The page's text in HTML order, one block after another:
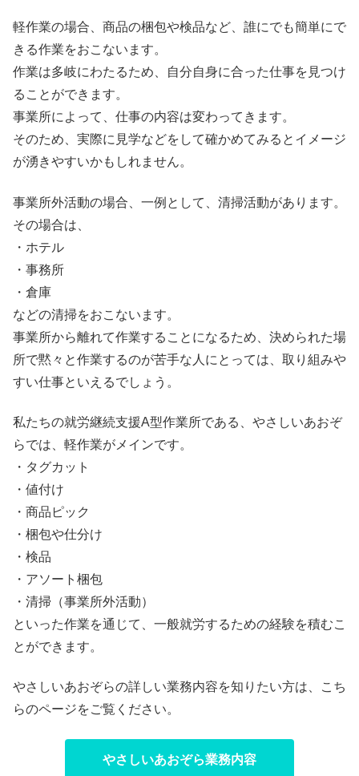
軽作業の場合、商品の梱包や検品など、誰にでも簡単にで
きる作業をおこないます。
作業は多岐にわたるため、自分自身に合った仕事を見つけ
ることができます。
事業所によって、仕事の内容は変わってきます。
そのため、実際に見学などをして確かめてみるとイメージ
が湧きやすいかもしれません。
事業所外活動の場合、一例として、清掃活動があります。
その場合は、
・ホテル
・事務所
・倉庫
などの清掃をおこないます。
事業所から離れて作業することになるため、決められた場
所で黙々と作業するのが苦手な人にとっては、取り組みや
すい仕事といえるでしょう。
私たちの就労継続支援A型作業所である、やさしいあおぞ
らでは、軽作業がメインです。
・タグカット
・値付け
・商品ピック
・梱包や仕分け
・検品
・アソート梱包
・清掃（事業所外活動）
といった作業を通じて、一般就労するための経験を積むこ
とができます。
やさしいあおぞらの詳しい業務内容を知りたい方は、こち
らのページをご覧ください。
やさしいあおぞら業務内容